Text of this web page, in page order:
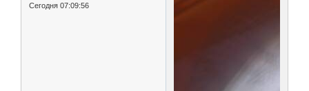
Сегодня 07:09:56